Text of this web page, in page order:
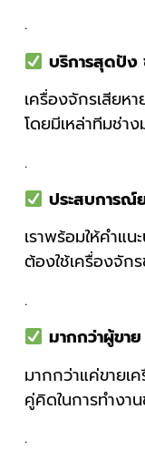
.
บริการสุดปัง
เครื่องจักรเสีย
โดยมีเหล่าทีมช่า
.
ประสบการณ์
เราพร้อมให้คำแ
ต้องใช้เครื่องจัก
.
มากกว่าผู้ขา
มากกว่าแค่ขายเ
คู่คิดในการทำงา
.